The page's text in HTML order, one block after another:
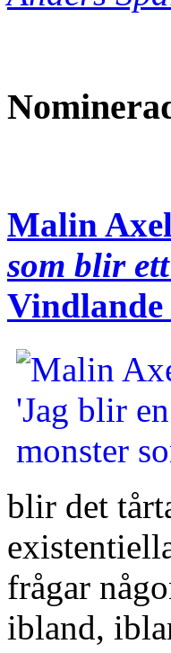
Malin
som blir
Vindlande
blir det
frågar
ibland,